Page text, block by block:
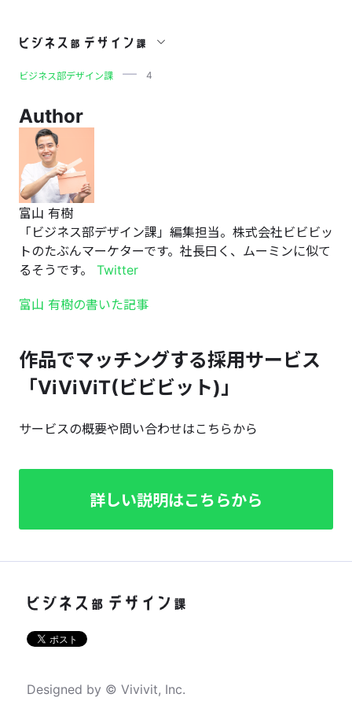
4
ビジネス部デザイン課 4
Author
富山 有樹
「ビジネス部デザイン課」編集担当。株式会社ビビビッ
トのたぶんマーケターです。社長曰く、ムーミンに似て
るそうです。 Twitter
富山 有樹の書いた記事
作品でマッチングする採用サービス
「ViViViT(ビビビット)」
サービスの概要や問い合わせはこちらから
詳しい説明はこちらから
Designed by © Vivivit, Inc.